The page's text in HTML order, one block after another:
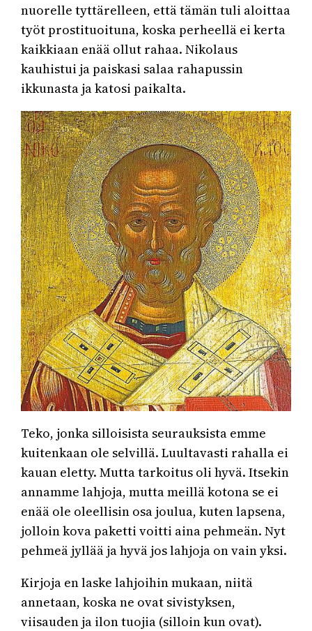
nuorelle tyttärelleen, että tämän tuli aloittaa
työt prostituoituna, koska perheellä ei kerta
kaikkiaan enää ollut rahaa. Nikolaus
kauhistui ja paiskasi salaa rahapussin
ikkunasta ja katosi paikalta.
Teko, jonka silloisista seurauksista emme
kuitenkaan ole selvillä. Luultavasti rahalla ei
kauan eletty. Mutta tarkoitus oli hyvä. Itsekin
annamme lahjoja, mutta meillä kotona se ei
enää ole oleellisin osa joulua, kuten lapsena,
jolloin kova paketti voitti aina pehmeän. Nyt
pehmeä jyllää ja hyvä jos lahjoja on vain yksi.
Kirjoja en laske lahjoihin mukaan, niitä
annetaan, koska ne ovat sivistyksen,
viisauden ja ilon tuojia (silloin kun ovat).